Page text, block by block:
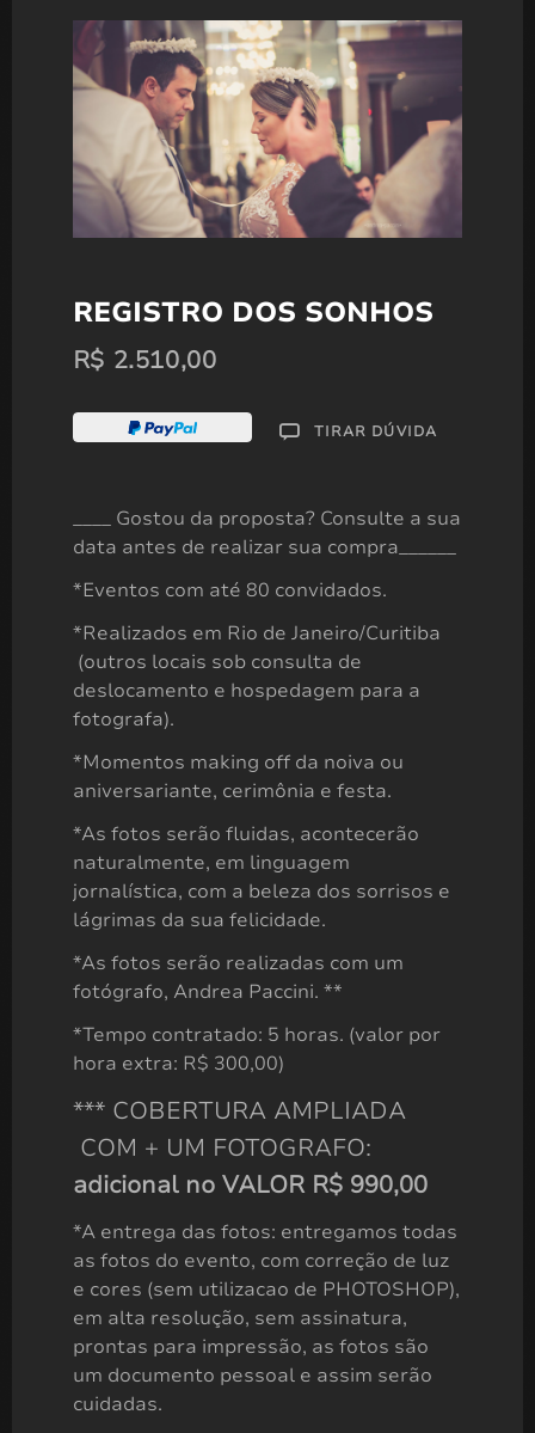
R$1.988,00
A partir de
R$ 1.520,00
ENSAIO GESTANTE
R$1.987,00
REGISTRO DOS SONHOS
R$ 2.510,00
TIRAR DÚVIDA
____ Gostou da proposta? Consulte a sua
data antes de realizar sua compra______
*Eventos com até 80 convidados.
*Realizados em Rio de Janeiro/Curitiba
(outros locais sob consulta de
deslocamento e hospedagem para a
fotografa).
*Momentos making off da noiva ou
aniversariante, cerimônia e festa.
*As fotos serão fluidas, acontecerão
naturalmente, em linguagem
jornalística, com a beleza dos sorrisos e
lágrimas da sua felicidade.
*As fotos serão realizadas com um
fotógrafo, Andrea Paccini. **
*Tempo contratado: 5 horas. (valor por
hora extra: R$ 300,00)
*** COBERTURA AMPLIADA
COM + UM FOTOGRAFO:
adicional no VALOR R$ 990,00
*A entrega das fotos: entregamos todas
as fotos do evento, com correção de luz
e cores (sem utilizacao de PHOTOSHOP),
em alta resolução, sem assinatura,
prontas para impressão, as fotos são
um documento pessoal e assim serão
cuidadas.